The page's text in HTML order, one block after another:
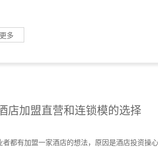
多
店加盟直营和连锁模的选择
者都有加盟一家酒店的想法，原因是酒店投资操